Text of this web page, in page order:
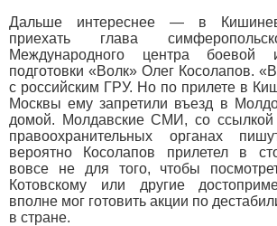
Дальше интереснее — в
приехать глава
Международного центра боевой
подготовки «Волк» Олег Косолапов.
с российским ГРУ. Но по прилете в
Москвы ему запретили въезд в
домой. Молдавские СМИ, со ссылкой
правоохранительных органах
вероятно Косолапов прилетел в
вовсе не для того, чтобы
Котовскому или другие
вполне мог готовить акции по
в стране.